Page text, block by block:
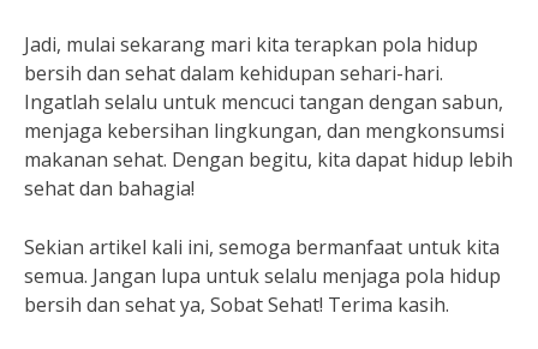
Jadi, mulai sekarang mari kita terapkan pola hidup
bersih dan sehat dalam kehidupan sehari-hari.
Ingatlah selalu untuk mencuci tangan dengan sabun,
menjaga kebersihan lingkungan, dan mengkonsumsi
makanan sehat. Dengan begitu, kita dapat hidup lebih
sehat dan bahagia!
Sekian artikel kali ini, semoga bermanfaat untuk kita
semua. Jangan lupa untuk selalu menjaga pola hidup
bersih dan sehat ya, Sobat Sehat! Terima kasih.